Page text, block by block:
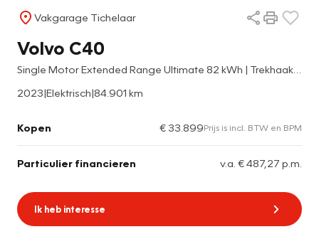
Vakgarage Tichelaar
Volvo C40
2023|Elektrisch|84.901 km
Kopen € 33.899Prijs is incl. BTW en BPM
Particulier financieren v.a. € 487,27 p.m.
Ik heb interesse